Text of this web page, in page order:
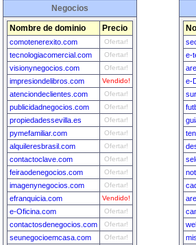
Negocios
Nombre de dominio Precio
comotenerexito.com Ofertar!
tecnologiacomercial.com Ofertar!
visionynegocios.com Ofertar!
impresiondelibros.com Vendido!
atenciondeclientes.com Ofertar!
publicidadnegocios.com Ofertar!
propiedadessevilla.es Ofertar!
pymefamiliar.com Ofertar!
alquileresbrasil.com Ofertar!
contactoclave.com Ofertar!
feiraodenegocios.com Ofertar!
imagenynegocios.com Ofertar!
efranquicia.com Vendido!
e-Oficina.com Ofertar!
contactosdenegocios.com Ofertar!
seunegocioemcasa.com Ofertar!
e-
e-